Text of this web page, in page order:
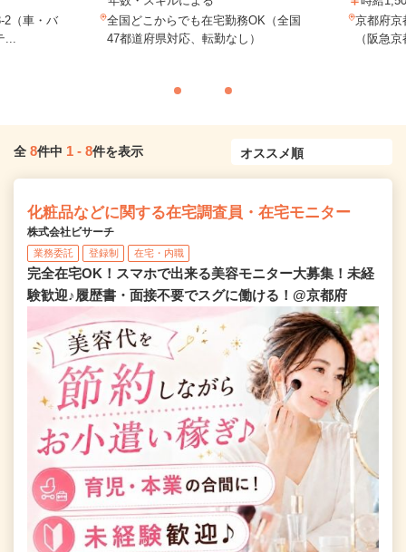
2（車・バ
全国どこからでも在宅勤務OK（全国
47都道府県対応、転勤なし）
京都府京
（阪急
全 8件中 1 - 8件を表示
化粧品などに関する在宅調査員・在宅モニター
株式会社ビサーチ
業務委託 登録制 在宅・内職
完全在宅OK！スマホで出来る美容モニター大募集！未経
験歓迎♪履歴書・面接不要でスグに働ける！@京都府